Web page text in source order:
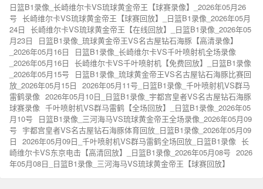
日篮B1录像_长崎维尔卡VS琉球黄金帝王【球赛录像】_2026年05月26
号 长崎维尔卡VS琉球黄金帝王【球赛回放】_日篮B1录像_2026年05月
24日 长崎维尔卡VS琉球黄金帝王【在线回放】_日篮B1录像_2026年05
月23日
日篮B1录像_琉球黄金帝王VS名古屋钻石海豚【高清录像】
_2026年05月16日
日篮B1录像_长崎维尔卡VS千叶喷射机全场录像
_2026年05月16日 长崎维尔卡VS千叶喷射机【免费回放】_日篮B1录像
_2026年05月15号
日篮B1录像_琉球黄金帝王VS名古屋钻石海豚比赛回
放_2026年05月15日 2026年05月11号_日篮B1录像_千叶喷射机VS群马
雷鹤录像 2026年05月10日_日篮B1录像_宇都宫皇者VS名古屋钻石海豚
球赛录像 千叶喷射机VS群马雷鹤【全场回放】_日篮B1录像_2026年05
月10号
日篮B1录像_三河海马VS琉球黄金帝王全场录像_2026年05月09
号 宇都宫皇者VS名古屋钻石海豚体育回放_日篮B1录像_2026年05月09
日 2026年05月09日_千叶喷射机VS群马雷鹤全场回放_日篮B1录像 长
崎维尔卡VS东京电击【高清回放】_日篮B1录像_2026年05月08号 2026
年05月08日_日篮B1录像_三河海马VS琉球黄金帝王【球赛回放】